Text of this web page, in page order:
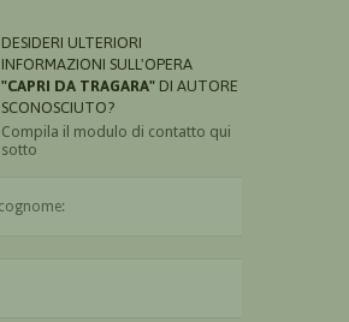
DESIDERI ULTERIORI
INFORMAZIONI SULL'OPERA
"CAPRI DA TRAGARA" DI AUTORE
SCONOSCIUTO?
Compila il modulo di contatto qui
sotto